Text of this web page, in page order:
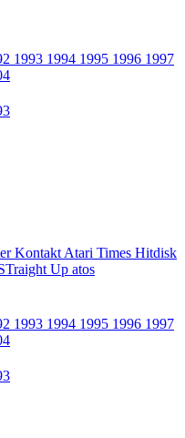
1993 1994 1995 1996 1997
Kontakt Atari Times Hitdisk
Up atos
1993 1994 1995 1996 1997